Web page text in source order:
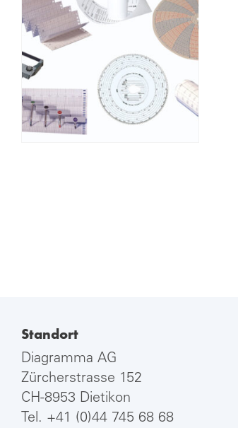
Standort
Diagramma AG
Zürcherstrasse 152
CH-8953 Dietikon
Tel. +41 (0)44 745 68 68